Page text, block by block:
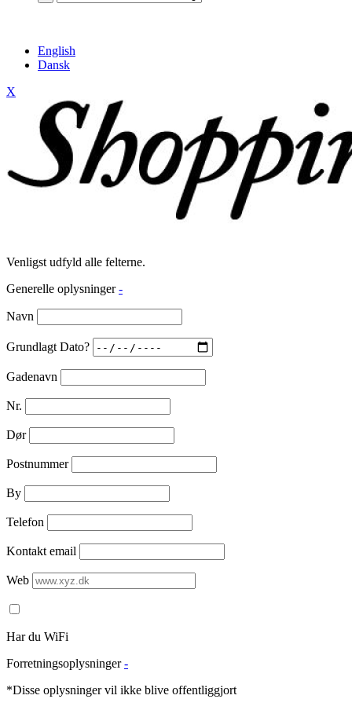
English
Dansk
X
Venligst udfyld alle felterne.
Generelle oplysninger -
Navn
Grundlagt Dato?
Gadenavn
Nr.
Dør
Postnummer
By
Telefon
Kontakt email
Web
Har du WiFi
Forretningsoplysninger -
*Disse oplysninger vil ikke blive offentliggjort